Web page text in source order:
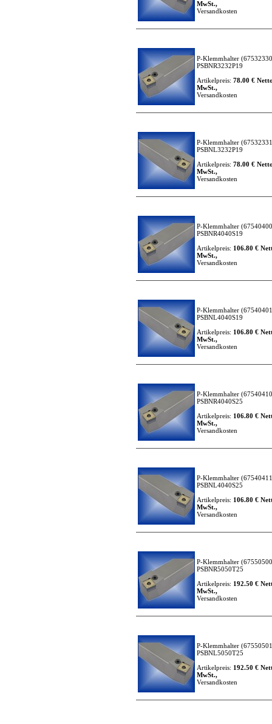
MwSt.,
Versandkosten
P-Klemmhalter
PSBNR3232P19
Artikelpreis: 78.00 €
MwSt.,
Versandkosten
P-Klemmhalter
PSBNL3232P19
Artikelpreis: 78.00 €
MwSt.,
Versandkosten
P-Klemmhalter
PSBNR4040S19
Artikelpreis: 106.80 €
MwSt.,
Versandkosten
P-Klemmhalter
PSBNL4040S19
Artikelpreis: 106.80 €
MwSt.,
Versandkosten
P-Klemmhalter
PSBNR4040S25
Artikelpreis: 106.80 €
MwSt.,
Versandkosten
P-Klemmhalter
PSBNL4040S25
Artikelpreis: 106.80 €
MwSt.,
Versandkosten
P-Klemmhalter
PSBNR5050T25
Artikelpreis: 192.50 €
MwSt.,
Versandkosten
P-Klemmhalter
PSBNL5050T25
Artikelpreis: 192.50 €
MwSt.,
Versandkosten